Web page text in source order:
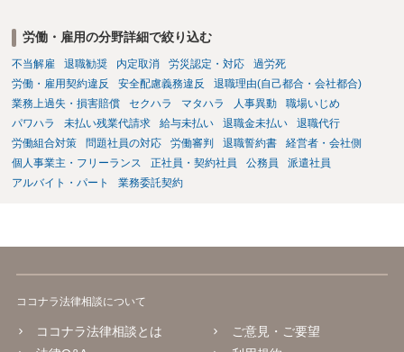
労働・雇用の分野詳細で絞り込む
不当解雇 退職勧奨 内定取消 労災認定・対応
過労死
労働・雇用契約違反
安全配慮義務違反
退職理由(自己都合・会社都合)
業務上過失・損害賠償
セクハラ マタハラ 人事異動
職場いじめ
パワハラ
未払い残業代請求 給与未払い 退職金未払い
退職代行
労働組合対策
問題社員の対応 労働審判 退職誓約書
経営者・会社側
個人事業主・フリーランス
正社員・契約社員 公務員
派遣社員
アルバイト・パート
業務委託契約
ココナラ法律相談について
ココナラ法律相談とは
ご意見・ご要望